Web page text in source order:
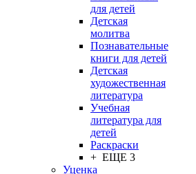
для детей
Детская
молитва
Познавательные
книги для детей
Детская
художественная
литература
Учебная
литература для
детей
Раскраски
+ ЕЩЕ 3
Уценка